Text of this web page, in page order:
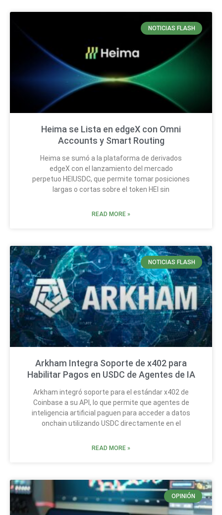
NOTICIAS FLASH
Heima se Lista en edgeX con Omni
Accounts y Smart Routing
Heima se sumó a la plataforma de derivados
edgeX con el lanzamiento del mercado
perpetuo HEIUSDC, que permite tomar posiciones
largas o cortas sobre el token HEI sin
READ MORE »
NOTICIAS FLASH
Arkham Integra Soporte de x402 para
Habilitar Pagos en USDC de Agentes de IA
Arkham integró soporte para el estándar x402 de
Coinbase a su API, lo que permite que agentes de
inteligencia artificial paguen para acceder a datos
onchain utilizando USDC directamente en el
READ MORE »
OPINIÓN